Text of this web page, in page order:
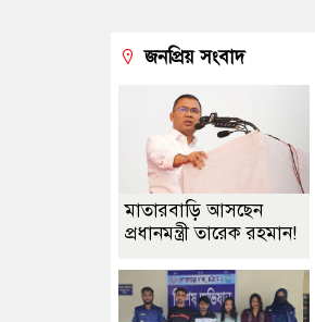
জনপ্রিয় সংবাদ
মাতারবাড়ি আসছেন
প্রধানমন্ত্রী তারেক রহমান!